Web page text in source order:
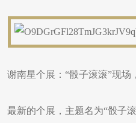
谢南星个展：“骰子滚滚”现场
最新的个展，主题名为“骰子